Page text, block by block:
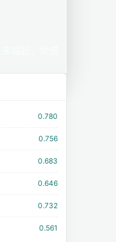
0.780
0.756
0.683
0.646
0.732
0.561